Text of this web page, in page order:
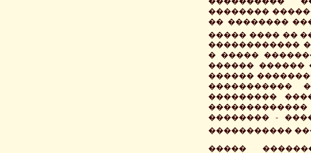
��������
�� ��������
����� ���� ��
������������
� �����
������ ������
������
�����������
���������
�������������
�������� -
�����������
�����